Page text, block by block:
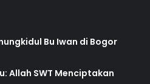
Bu Iwan di Bogor
Allah SWT Menciptakan